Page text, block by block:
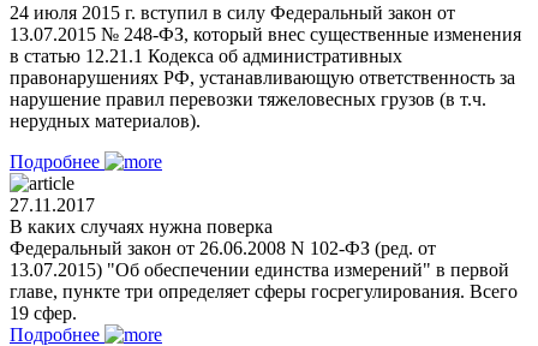
24 июля 2015 г. вступил в силу Федеральный закон от
13.07.2015 № 248-ФЗ, который внес существенные изменения
в статью 12.21.1 Кодекса об административных
правонарушениях РФ, устанавливающую ответственность за
нарушение правил перевозки тяжеловесных грузов (в т.ч.
нерудных материалов).
Подробнее
27.11.2017
В каких случаях нужна поверка
Федеральный закон от 26.06.2008 N 102-ФЗ (ред. от
13.07.2015) "Об обеспечении единства измерений" в первой
главе, пункте три определяет сферы госрегулирования. Всего
19 сфер.
Подробнее